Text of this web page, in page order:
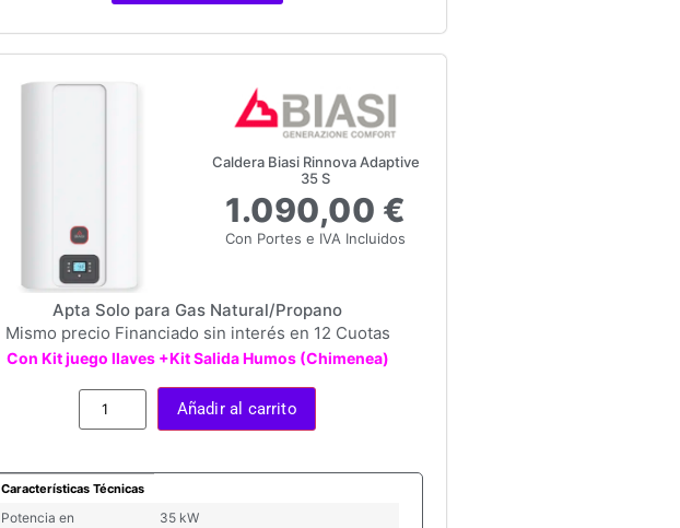
Caldera Biasi Rinnova Adaptive
35 S
1.090,00 €
Con Portes e IVA Incluidos
Apta Solo para Gas Natural/Propano
Mismo precio Financiado sin interés en 12 Cuotas
Con Kit juego llaves +Kit Salida Humos (Chimenea)
Añadir al carrito
Características Técnicas
Potencia en
35 kW